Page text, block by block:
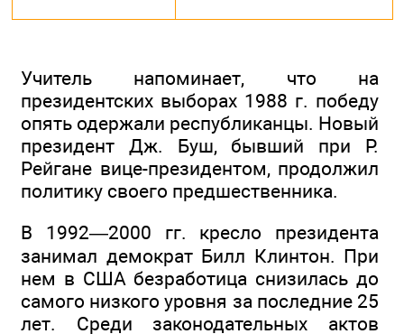
Учитель напоминает, что на
президентских выборах 1988 г. победу
опять одержали республиканцы. Новый
президент Дж. Буш, бывший при Р.
Рейгане вице-президентом, продолжил
политику своего предшественника.
В 1992—2000 гг. кресло президента
занимал демократ Билл Клинтон. При
нем в США безработица снизилась до
самого низкого уровня за последние 25
лет. Среди законодательных актов